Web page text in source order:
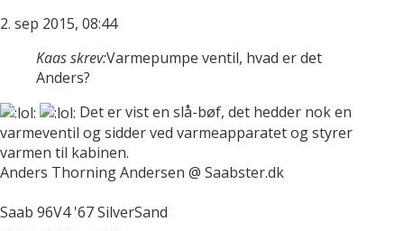
2. sep 2015, 08:44
Kaas skrev:Varmepumpe ventil, hvad er det
Anders?
Det er vist en slå-bøf, det hedder nok en
varmeventil og sidder ved varmeapparatet og styrer
varmen til kabinen.
Anders Thorning Andersen @ Saabster.dk
Saab 96V4 '67 SilverSand